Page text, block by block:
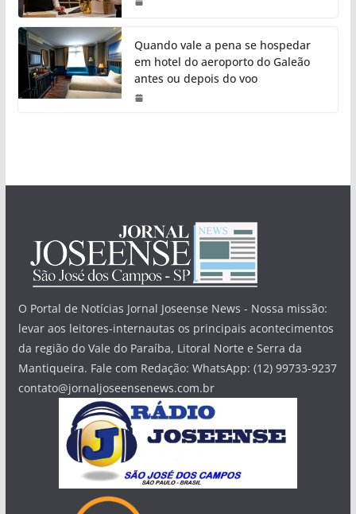
Quando vale a pena se hospedar
em hotel do aeroporto do Galeão
antes ou depois do voo
O Portal de Notícias Jornal Joseense News - Nossa missão:
levar aos leitores-internautas os principais acontecimentos
da região do Vale do Paraíba, Litoral Norte e Serra da
Mantiqueira. Fale com Redação: WhatsApp: (12) 99733-9237
contato@jornaljoseensenews.com.br